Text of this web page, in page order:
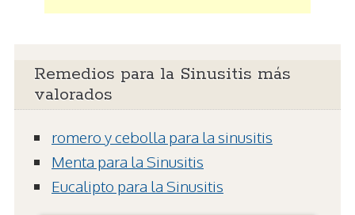
Remedios para la Sinusitis más
valorados
romero y cebolla para la sinusitis
Menta para la Sinusitis
Eucalipto para la Sinusitis